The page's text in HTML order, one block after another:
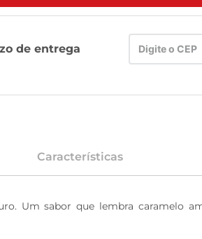
de entrega
Características
Um sabor que lembra caramelo